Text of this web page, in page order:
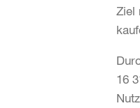
Ziel
16